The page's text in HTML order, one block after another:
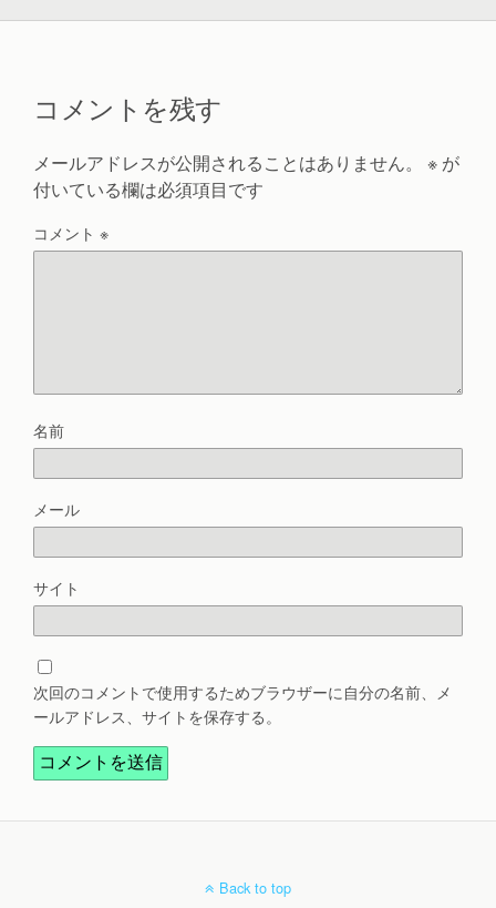
コメントを残す
メールアドレスが公開されることはありません。 ※ が
付いている欄は必須項目です
コメント ※
名前
メール
サイト
次回のコメントで使用するためブラウザーに自分の名前、メ
ールアドレス、サイトを保存する。
Back to top